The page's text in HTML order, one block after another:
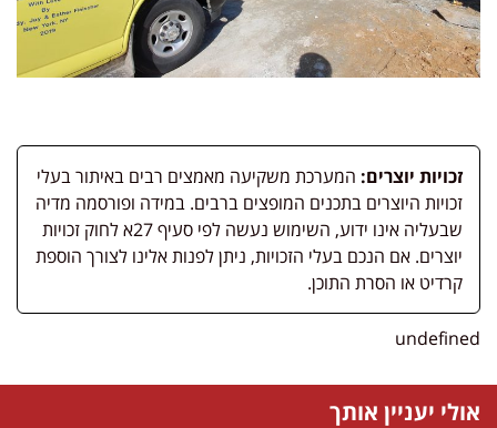
זכויות יוצרים: המערכת משקיעה מאמצים רבים באיתור בעלי
זכויות היוצרים בתכנים המופצים ברבים. במידה ופורסמה מדיה
שבעליה אינו ידוע, השימוש נעשה לפי סעיף 27א לחוק זכויות
יוצרים. אם הנכם בעלי הזכויות, ניתן לפנות אלינו לצורך הוספת
קרדיט או הסרת התוכן.
undefined
אולי יעניין אותך